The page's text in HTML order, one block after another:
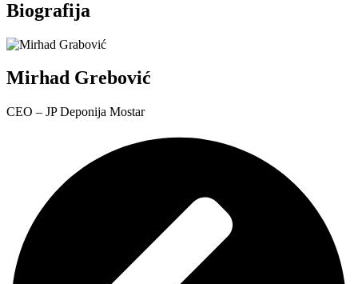
Biografija
Mirhad Grebović
CEO – JP Deponija Mostar